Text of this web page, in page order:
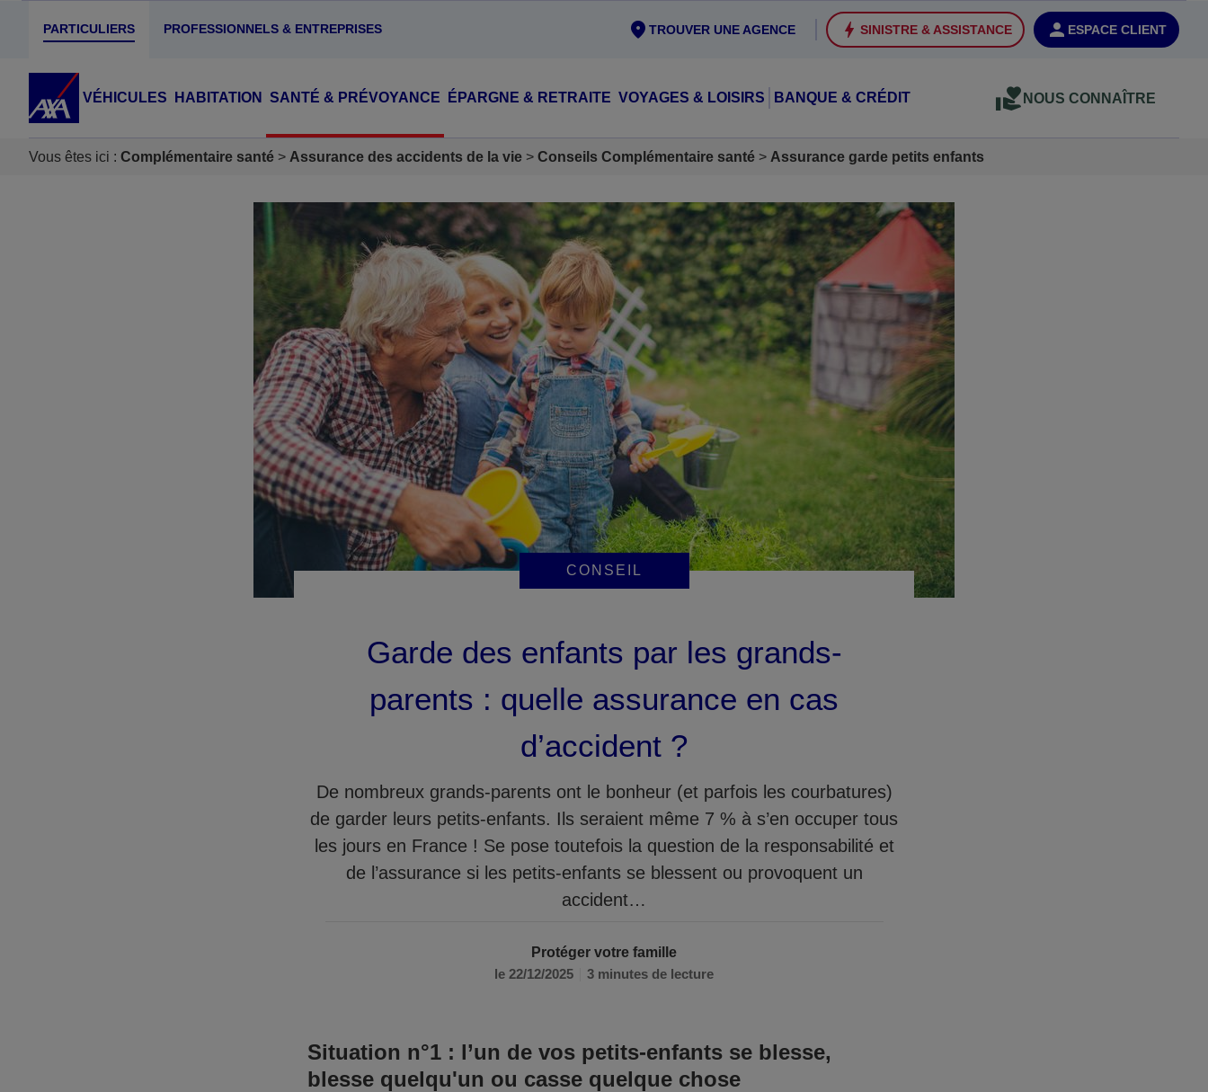
PARTICULIERS PROFESSIONNELS & ENTREPRISES ESPACE CLIENT
SINISTRE & ASSISTANCE
TROUVER UNE AGENCE
VÉHICULES HABITATION SANTÉ & PRÉVOYANCE ÉPARGNE & RETRAITE VOYAGES & LOISIRS BANQUE & CRÉDIT NOUS CONNAÎTRE
Vous êtes ici : Complémentaire santé Assurance des accidents de la vie Conseils Complémentaire santé Assurance garde petits enfants
CONSEIL
Protéger votre famille
le 22/12/2025
3 minutes de lecture
Garde des enfants par les grands-
parents : quelle assurance en cas
d’accident ?
De nombreux grands-parents ont le bonheur (et parfois les courbatures)
de garder leurs petits-enfants. Ils seraient même 7 % à s’en occuper tous
les jours en France ! Se pose toutefois la question de la responsabilité et
de l’assurance si les petits-enfants se blessent ou provoquent un
accident…
Situation n°1 : l’un de vos petits-enfants se blesse,
blesse quelqu'un ou casse quelque chose